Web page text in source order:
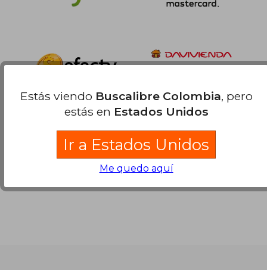
Estás viendo Buscalibre Colombia, pero
estás en Estados Unidos
Ir a Estados Unidos
Me quedo aquí